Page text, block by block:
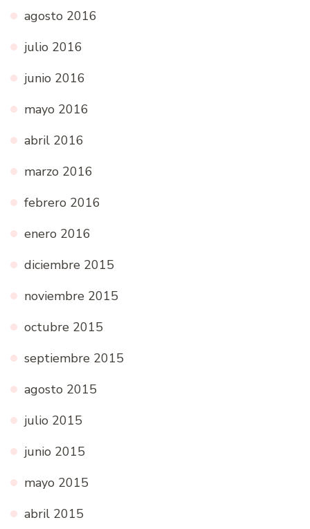
agosto 2016
julio 2016
junio 2016
mayo 2016
abril 2016
marzo 2016
febrero 2016
enero 2016
diciembre 2015
noviembre 2015
octubre 2015
septiembre 2015
agosto 2015
julio 2015
junio 2015
mayo 2015
abril 2015